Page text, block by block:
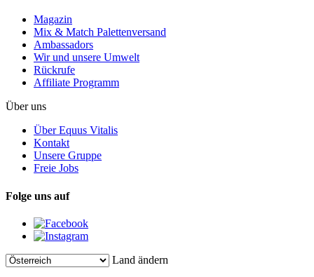
Magazin
Mix & Match Palettenversand
Ambassadors
Wir und unsere Umwelt
Rückrufe
Affiliate Programm
Über uns
Über Equus Vitalis
Kontakt
Unsere Gruppe
Freie Jobs
Folge uns auf
Land ändern